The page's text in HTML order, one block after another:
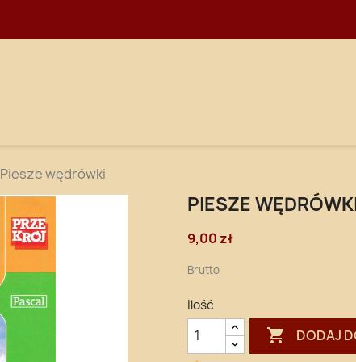
Piesze wędrówki
PIESZE
9,00 zł
Brutto
Ilość
 DODAJ